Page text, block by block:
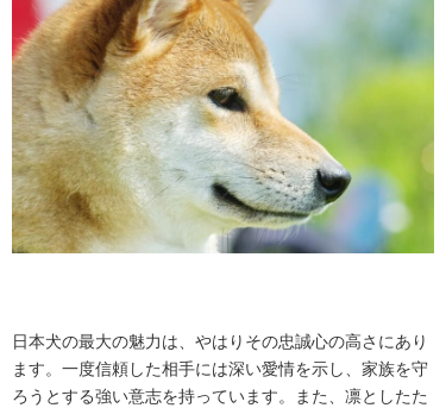
日本犬の最大の魅力は、やはりその忠誠心の高さにあり
ます。一度信頼した相手には深い愛情を示し、家族を守
ろうとする強い意志を持っています。また、凛としたた